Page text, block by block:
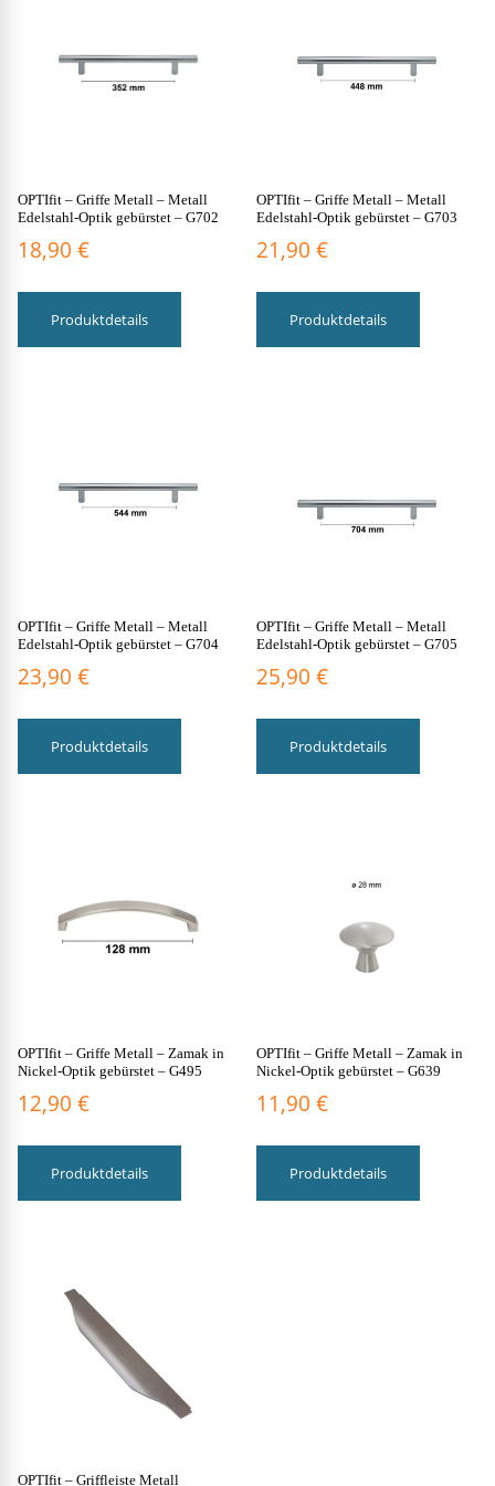
OPTIfit – Griffe Metall – Metall
Edelstahl-Optik gebürstet – G702
18,90 €
Produktdetails
OPTIfit – Griffe Metall – Metall
Edelstahl-Optik gebürstet – G703
21,90€
Produktdetails
OPTIfit – Griffe Metall – Metall
Edelstahl-Optik gebürstet – G704
23,90 €
Produktdetails
OPTIfit – Griffe Metall – Metall
Edelstahl-Optik gebürstet – G705
25,90€
Produktdetails
OPTIfit – Griffe Metall – Zamak in
Nickel-Optik gebürstet – G495
12,90 €
Produktdetails
OPTIfit – Griffe Metall – Zamak in
Nickel-Optik gebürstet – G639
11,90€
Produktdetails
OPTIfit – Griffleiste Metall